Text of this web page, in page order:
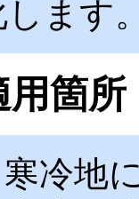
ます。
用箇所
冷地